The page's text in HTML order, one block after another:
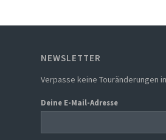
NEWSLETTER
Verpasse keine Touränderungen
Deine E-Mail-Adresse